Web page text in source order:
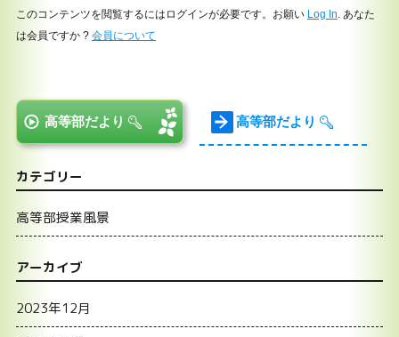
このコンテンツを閲覧するにはログインが必要です。お願い Log In. あなた
は会員ですか ? 会員について
高等部だより 高等部だより
カテゴリー
高等部授業風景
アーカイブ
2023年12月